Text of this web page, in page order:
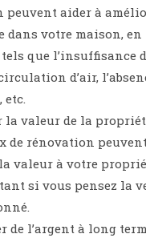
peuvent aider à
dans votre maison,
que l’insuffisance
d’air,
etc.
la valeur de la
de rénovation
valeur à votre
si vous pensez la
de l’argent à long